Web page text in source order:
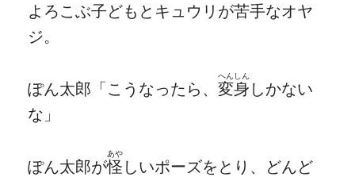
よろこぶ子どもとキュウリが苦手なオヤ
ジ。
ぽん太郎「こうなったら、 変身
へんしん
しかない
な」
ぽん太郎が怪
あや
しいポーズをとり、どんど